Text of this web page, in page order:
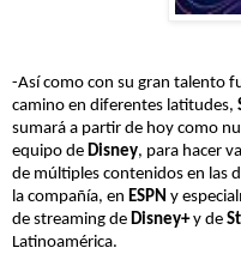
-Así como con su gran talento
camino en diferentes latitudes,
sumará a partir de hoy como
equipo de Disney, para hacer
de múltiples contenidos en las
la compañía, en ESPN y
de streaming de Disney+ y de
Latinoamérica.